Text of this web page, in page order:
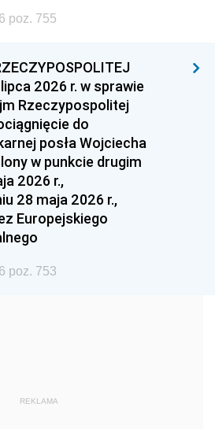
1995 1994
1992 1991
1989
1986 1985
1983
1980 1979
1977
1974
1959
poz. 755
2026 r. w sprawie
Rzeczypospolitej
do
posła Wojciecha
w punkcie drugim
2026 r.,
28 maja 2026 r.,
Europejskiego
poz. 753
REKLAMA